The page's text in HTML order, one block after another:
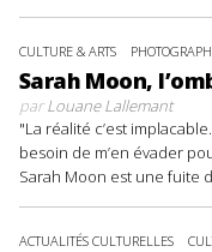
CULTURE & ARTS
Sarah Moon,
parLouane Lallemant
"La réalité c’est
besoin de m’en évader
Sarah Moon est une fuite
ACTUALITÉS CULTURELLES